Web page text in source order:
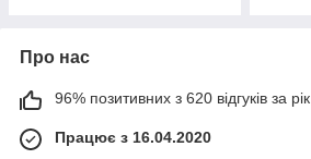
Про нас
96% позитивних з 620 відгуків за рік
Працює з 16.04.2020